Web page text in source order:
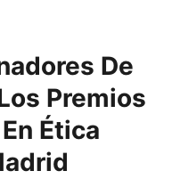
De
Premios
Ética